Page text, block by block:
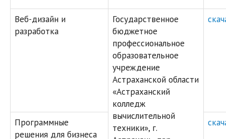
Веб-дизайн и
разработка
Государственное
бюджетное
профессиональное
образовательное
учреждение
Астраханской области
«Астраханский
колледж
вычислительной
техники», г.
Программные
решения для бизнеса